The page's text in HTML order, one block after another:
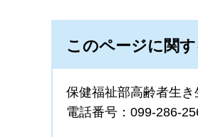
このページに関
保健福祉部高齢者生き
電話番号：099-286-